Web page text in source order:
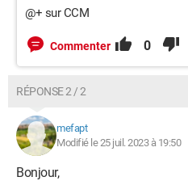
@+ sur CCM
Commenter 0
RÉPONSE 2 / 2
mefapt
Modifié le 25 juil. 2023 à 19:50
Bonjour,